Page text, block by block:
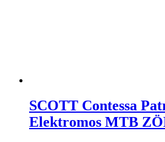
SCOTT Contessa
Elektromos MTB